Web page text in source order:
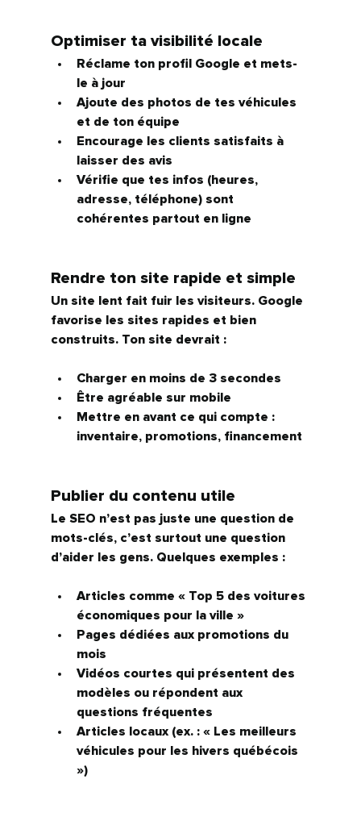
Optimiser ta visibilité locale
Réclame ton profil Google et mets-
le à jour
Ajoute des photos de tes véhicules
et de ton équipe
Encourage les clients satisfaits à
laisser des avis
Vérifie que tes infos (heures,
adresse, téléphone) sont
cohérentes partout en ligne
Rendre ton site rapide et simple
Un site lent fait fuir les visiteurs. Google
favorise les sites rapides et bien
construits. Ton site devrait :
Charger en moins de 3 secondes
Être agréable sur mobile
Mettre en avant ce qui compte :
inventaire, promotions, financement
Publier du contenu utile
Le SEO n’est pas juste une question de
mots-clés, c’est surtout une question
d’aider les gens. Quelques exemples :
Articles comme « Top 5 des voitures
économiques pour la ville »
Pages dédiées aux promotions du
mois
Vidéos courtes qui présentent des
modèles ou répondent aux
questions fréquentes
Articles locaux (ex. : « Les meilleurs
véhicules pour les hivers québécois
»)